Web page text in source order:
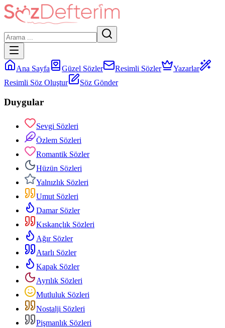
Ana Sayfa Güzel Sözler Resimli Sözler
Yazarlar
Resimli Söz Oluştur
Söz Gönder
Duygular
Sevgi Sözleri
Özlem Sözleri
Romantik Sözler
Hüzün Sözleri
Yalnızlık Sözleri
Umut Sözleri
Damar Sözler
Kıskançlık Sözleri
Ağır Sözler
Atarlı Sözler
Kapak Sözler
Ayrılık Sözleri
Mutluluk Sözleri
Nostalji Sözleri
Pişmanlık Sözleri